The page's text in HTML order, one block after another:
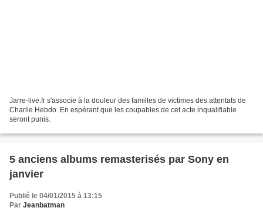
Jarre-live.fr s'associe à la douleur des familles de victimes des attentats de
Charlie Hebdo. En espérant que les coupables de cet acte inqualifiable
seront punis.
5 anciens albums remasterisés par Sony en
janvier
Publié le 04/01/2015 à 13:15
Par Jeanbatman